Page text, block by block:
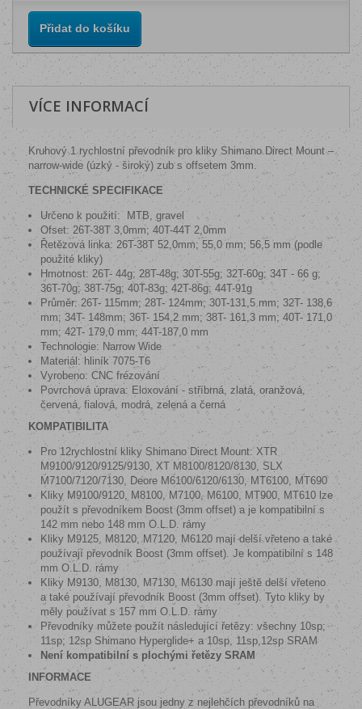
Přidat do košíku
VÍCE INFORMACÍ
Kruhový 1 rychlostní převodník pro kliky Shimano Direct Mount –
narrow-wide (úzký - široký) zub s offsetem 3mm.
TECHNICKÉ SPECIFIKACE
Určeno k použití: MTB, gravel
Ofset: 26T-38T 3,0mm; 40T-44T 2,0mm
Řetězová linka: 26T-38T 52,0mm; 55,0 mm; 56,5 mm (podle
použité kliky)
Hmotnost: 26T- 44g; 28T-48g; 30T-55g; 32T-60g; 34T - 66 g;
36T-70g; 38T-75g; 40T-83g; 42T-86g; 44T-91g
Průměr: 26T- 115mm; 28T- 124mm; 30T-131,5 mm; 32T- 138,6
mm; 34T- 148mm; 36T- 154,2 mm; 38T- 161,3 mm; 40T- 171,0
mm; 42T- 179,0 mm; 44T-187,0 mm
Technologie: Narrow Wide
Materiál: hliník 7075-T6
Vyrobeno: CNC frézování
Povrchová úprava: Eloxování - stříbrná, zlatá, oranžová,
červená, fialová, modrá, zelená a černá
KOMPATIBILITA
Pro 12rychlostní kliky Shimano Direct Mount: XTR
M9100/9120/9125/9130, XT M8100/8120/8130, SLX
M7100/7120/7130, Deore M6100/6120/6130, MT6100, MT690
Kliky M9100/9120, M8100, M7100, M6100, MT900, MT610 lze
použít s převodníkem Boost (3mm offset) a je kompatibilní s
142 mm nebo 148 mm O.L.D. rámy
Kliky M9125, M8120, M7120, M6120 mají delší vřeteno a také
používají převodník Boost (3mm offset). Je kompatibilní s 148
mm O.L.D. rámy
Kliky M9130, M8130, M7130, M6130 mají ještě delší vřeteno
a také používají převodník Boost (3mm offset). Tyto kliky by
měly používat s 157 mm O.L.D. rámy
Převodníky můžete použít následující řetězy: všechny 10sp;
11sp; 12sp Shimano Hyperglide+ a 10sp, 11sp,12sp SRAM
Není kompatibilní s plochými řetězy SRAM
INFORMACE
Převodníky ALUGEAR jsou jedny z nejlehčích převodníků na